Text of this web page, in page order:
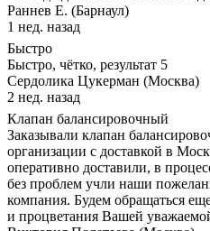
Раннев Е. (Барнаул)
1 нед. назад
Быстро
Быстро, чётко, результат 5
Сердолика Цукерман (Москва)
2 нед. назад
Клапан балансировочный
Заказывали клапан
организации с доставкой в
оперативно доставили, в
без проблем учли наши
компания. Будем обращаться
и процветания Вашей